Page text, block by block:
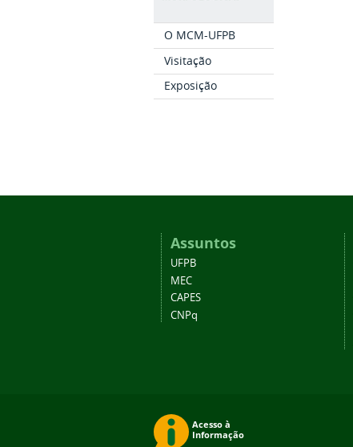
O MCM-UFPB
Visitação
Exposição
Assuntos
UFPB
MEC
CAPES
CNPq